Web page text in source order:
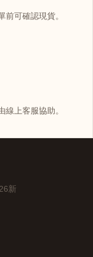
可確認現貨。
上客服協助。
新